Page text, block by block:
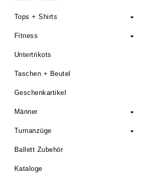
Tops + Shirts
Fitness
Untertrikots
Taschen + Beutel
Geschenkartikel
Männer
Turnanzüge
Ballett Zubehör
Kataloge